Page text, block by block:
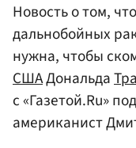
Новость о том, что
дальнобойных
нужна, чтобы
СШАДональда
с «Газетой.Ru»
американист